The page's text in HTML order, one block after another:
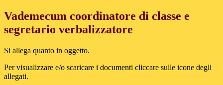
Vademecum coordinatore di classe e
segretario verbalizzatore
Si allega quanto in oggetto.
Per visualizzare e/o scaricare i documenti cliccare sulle icone degli
allegati.